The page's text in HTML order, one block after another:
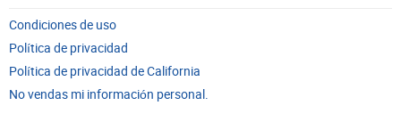
Condiciones de uso
Política de privacidad
Política de privacidad de California
No vendas mi información personal.